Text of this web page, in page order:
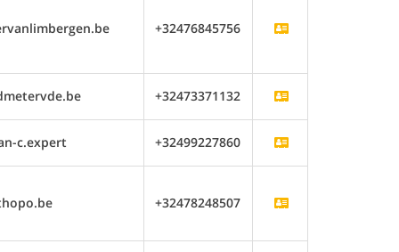
+32476845756
+32473371132
c.expert +32499227860
+32478248507